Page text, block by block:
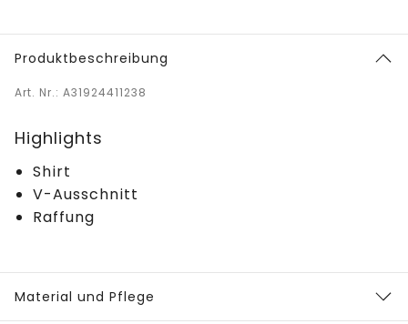
Produktbeschreibung
Art. Nr.: A31924411238
Highlights
Shirt
V-Ausschnitt
Raffung
Material und Pflege